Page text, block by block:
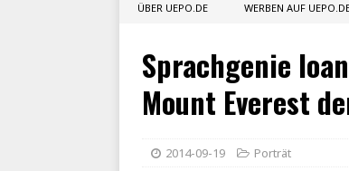
ÜBER UEPO.DE WERBEN AUF
Sprachgenie
Mount Everest
2014-09-19 Porträt